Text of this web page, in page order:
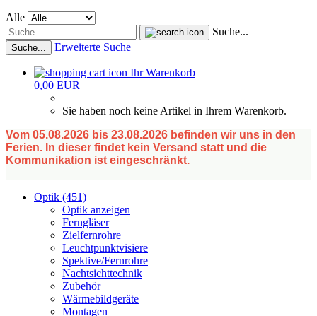
Alle
Suche...
Suche... Erweiterte Suche
Ihr Warenkorb
0,00 EUR
Sie haben noch keine Artikel in Ihrem Warenkorb.
Vom 05.08.2026 bis 23.08.2026 befinden wir uns in den
Ferien. In dieser findet kein Versand statt und die
Kommunikation ist eingeschränkt.
Optik (451)
Optik anzeigen
Ferngläser
Zielfernrohre
Leuchtpunktvisiere
Spektive/Fernrohre
Nachtsichttechnik
Zubehör
Wärmebildgeräte
Montagen